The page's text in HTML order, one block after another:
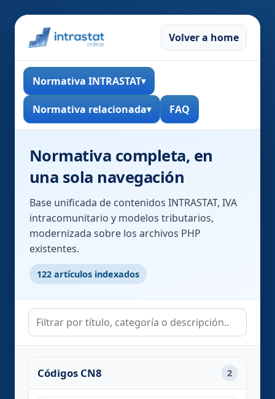
Volver a home
Normativa INTRASTAT
Normativa relacionada FAQ
Normativa completa, en
una sola navegación
Base unificada de contenidos INTRASTAT, IVA
intracomunitario y modelos tributarios,
modernizada sobre los archivos PHP
existentes.
122 artículos indexados
Códigos CN8 2